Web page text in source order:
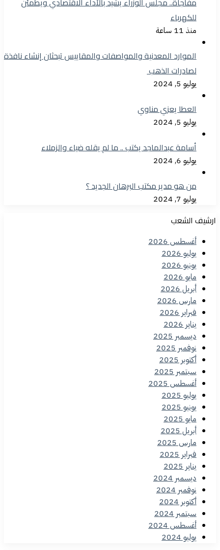
للكهرباء
منذ 11 ساعة
الموارد المعدنية والمواصفات والمقاييس تبحثان إنشاء نافذة
لصادرات الذهب
يوليو 5, 2024
العطا يعزي مناوي
يوليو 5, 2024
أسامة عبدالماجد يكتب .. ما لم يقله ضياء والزملاء
يوليو 6, 2024
من هو مدير مكتب البرهان الجديد ؟
يوليو 7, 2024
ارشيف الشعب
أغسطس 2026
يوليو 2026
يونيو 2026
مايو 2026
أبريل 2026
مارس 2026
فبراير 2026
يناير 2026
ديسمبر 2025
نوفمبر 2025
أكتوبر 2025
سبتمبر 2025
أغسطس 2025
يوليو 2025
يونيو 2025
مايو 2025
أبريل 2025
مارس 2025
فبراير 2025
يناير 2025
ديسمبر 2024
نوفمبر 2024
أكتوبر 2024
سبتمبر 2024
أغسطس 2024
يوليو 2024